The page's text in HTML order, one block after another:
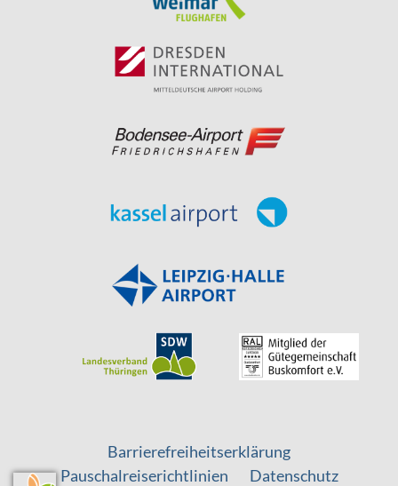
Barrierefreiheitserklärung
Pauschalreiserichtlinien
Datenschutz